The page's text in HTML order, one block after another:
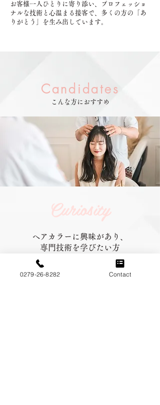
お客様一人ひとりに寄り添い、プロフェッショ
ナルな技術と心温まる接客で、多くの方の「あ
りがとう」を生み出しています。
Candidates
こんな方におすすめ
Curiosity
ヘアカラーに興味があり、
専門技術を学びたい方
人と接することが好きで、笑顔で
お客様を迎えたい方
0279-26-8282 Contact